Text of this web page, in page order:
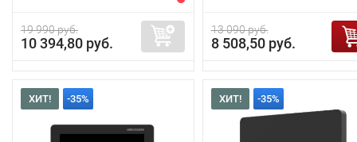
19 990 руб.
10 394,80 руб.
13 090 руб.
8 508,50 руб.
ХИТ! -35% ХИТ! -35%